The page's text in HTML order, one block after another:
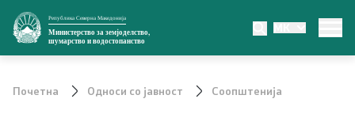
Република Северна Македонија
Министерство за земјоделство,
шумарство и водостопанство
MK
Министерство
Почетна Односи со јавност Соопштенија